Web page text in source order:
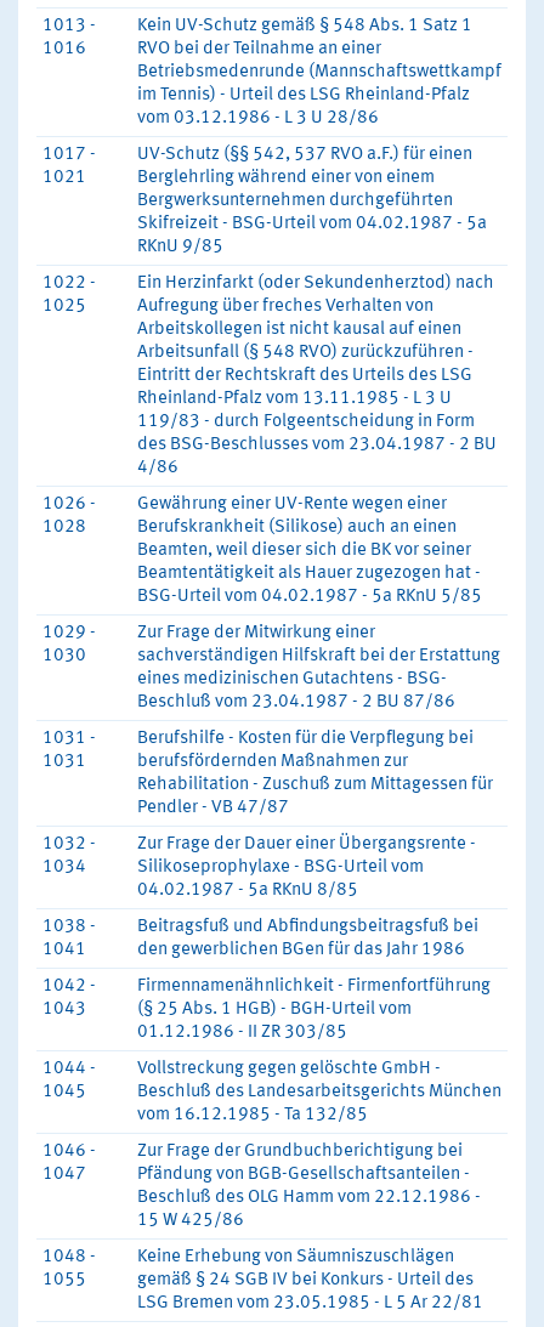
1013 -
1016
Kein UV-Schutz gemäß § 548 Abs. 1 Satz 1
RVO bei der Teilnahme an einer
Betriebsmedenrunde (Mannschaftswettkampf
im Tennis) - Urteil des LSG Rheinland-Pfalz
vom 03.12.1986 - L 3 U 28/86
1017 -
1021
UV-Schutz (§§ 542, 537 RVO a.F.) für einen
Berglehrling während einer von einem
Bergwerksunternehmen durchgeführten
Skifreizeit - BSG-Urteil vom 04.02.1987 - 5a
RKnU 9/85
1022 -
1025
Ein Herzinfarkt (oder Sekundenherztod) nach
Aufregung über freches Verhalten von
Arbeitskollegen ist nicht kausal auf einen
Arbeitsunfall (§ 548 RVO) zurückzuführen -
Eintritt der Rechtskraft des Urteils des LSG
Rheinland-Pfalz vom 13.11.1985 - L 3 U
119/83 - durch Folgeentscheidung in Form
des BSG-Beschlusses vom 23.04.1987 - 2 BU
4/86
1026 -
1028
Gewährung einer UV-Rente wegen einer
Berufskrankheit (Silikose) auch an einen
Beamten, weil dieser sich die BK vor seiner
Beamtentätigkeit als Hauer zugezogen hat -
BSG-Urteil vom 04.02.1987 - 5a RKnU 5/85
1029 -
1030
Zur Frage der Mitwirkung einer
sachverständigen Hilfskraft bei der Erstattung
eines medizinischen Gutachtens - BSG-
Beschluß vom 23.04.1987 - 2 BU 87/86
1031 -
1031
Berufshilfe - Kosten für die Verpflegung bei
berufsfördernden Maßnahmen zur
Rehabilitation - Zuschuß zum Mittagessen für
Pendler - VB 47/87
1032 -
1034
Zur Frage der Dauer einer Übergangsrente -
Silikoseprophylaxe - BSG-Urteil vom
04.02.1987 - 5a RKnU 8/85
1038 -
1041
Beitragsfuß und Abfindungsbeitragsfuß bei
den gewerblichen BGen für das Jahr 1986
1042 -
1043
Firmennamenähnlichkeit - Firmenfortführung
(§ 25 Abs. 1 HGB) - BGH-Urteil vom
01.12.1986 - II ZR 303/85
1044 -
1045
Vollstreckung gegen gelöschte GmbH -
Beschluß des Landesarbeitsgerichts München
vom 16.12.1985 - Ta 132/85
1046 -
1047
Zur Frage der Grundbuchberichtigung bei
Pfändung von BGB-Gesellschaftsanteilen -
Beschluß des OLG Hamm vom 22.12.1986 -
15 W 425/86
1048 -
1055
Keine Erhebung von Säumniszuschlägen
gemäß § 24 SGB IV bei Konkurs - Urteil des
LSG Bremen vom 23.05.1985 - L 5 Ar 22/81